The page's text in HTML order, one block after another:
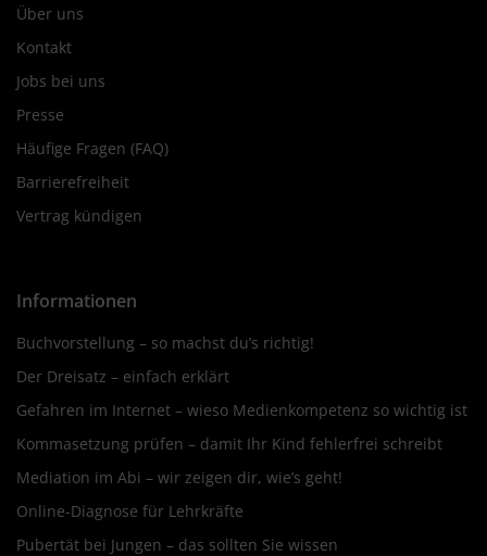
Über uns
Kontakt
Jobs bei uns
Presse
Häufige Fragen (FAQ)
Barrierefreiheit
Vertrag kündigen
Informationen
Buchvorstellung – so machst du’s richtig!
Der Dreisatz – einfach erklärt
Gefahren im Internet – wieso Medienkompetenz so wichtig ist
Kommasetzung prüfen – damit Ihr Kind fehlerfrei schreibt
Mediation im Abi – wir zeigen dir, wie’s geht!
Online-Diagnose für Lehrkräfte
Pubertät bei Jungen – das sollten Sie wissen